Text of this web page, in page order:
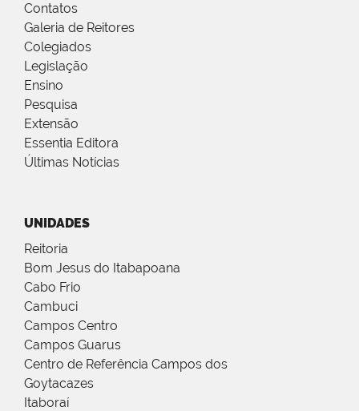
Contatos
Galeria de Reitores
Colegiados
Legislação
Ensino
Pesquisa
Extensão
Essentia Editora
Últimas Notícias
UNIDADES
Reitoria
Bom Jesus do Itabapoana
Cabo Frio
Cambuci
Campos Centro
Campos Guarus
Centro de Referência Campos dos
Goytacazes
Itaboraí